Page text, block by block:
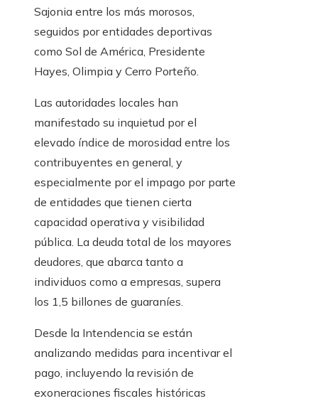
Sajonia entre los más morosos,
seguidos por entidades deportivas
como Sol de América, Presidente
Hayes, Olimpia y Cerro Porteño.
Las autoridades locales han
manifestado su inquietud por el
elevado índice de morosidad entre los
contribuyentes en general, y
especialmente por el impago por parte
de entidades que tienen cierta
capacidad operativa y visibilidad
pública. La deuda total de los mayores
deudores, que abarca tanto a
individuos como a empresas, supera
los 1,5 billones de guaraníes.
Desde la Intendencia se están
analizando medidas para incentivar el
pago, incluyendo la revisión de
exoneraciones fiscales históricas